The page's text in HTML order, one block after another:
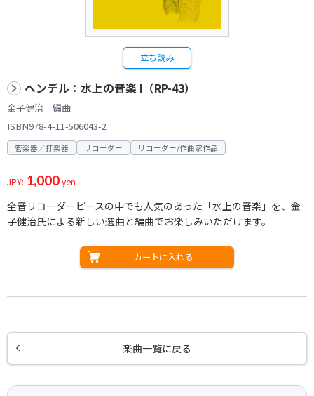
立ち読み
ヘンデル：水上の音楽 I（RP-43）
金子健治 編曲
ISBN978-4-11-506043-2
管楽器／打楽器 リコーダー リコーダー/作曲家作品
JPY: 1,000yen
全音リコーダーピースの中でも人気のあった「水上の音楽」を、金
子健治氏による新しい選曲と編曲でお楽しみいただけます。
カートに入れる
楽曲一覧に戻る